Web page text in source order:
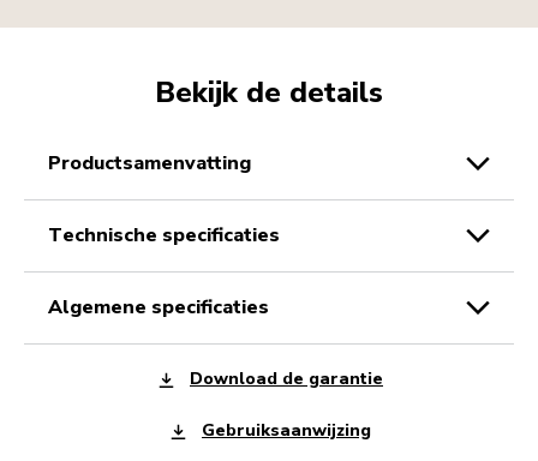
Bekijk de details
productsamenvatting
technische specificaties
algemene specificaties
Download de garantie
Gebruiksaanwijzing